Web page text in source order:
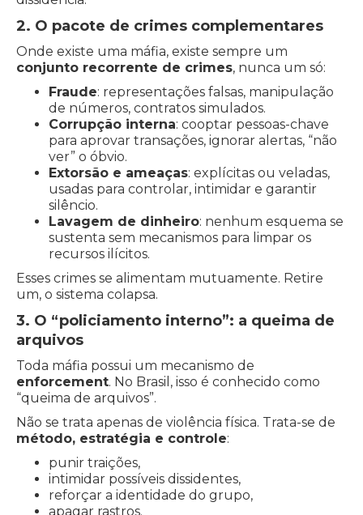
2. O pacote de crimes complementares
Onde existe uma máfia, existe sempre um
conjunto recorrente de crimes, nunca um só:
Fraude: representações falsas, manipulação
de números, contratos simulados.
Corrupção interna: cooptar pessoas-chave
para aprovar transações, ignorar alertas, “não
ver” o óbvio.
Extorsão e ameaças: explícitas ou veladas,
usadas para controlar, intimidar e garantir
silêncio.
Lavagem de dinheiro: nenhum esquema se
sustenta sem mecanismos para limpar os
recursos ilícitos.
Esses crimes se alimentam mutuamente. Retire
um, o sistema colapsa.
3. O “policiamento interno”: a queima de
arquivos
Toda máfia possui um mecanismo de
enforcement. No Brasil, isso é conhecido como
“queima de arquivos”.
Não se trata apenas de violência física. Trata-se de
método, estratégia e controle:
punir traições,
intimidar possíveis dissidentes,
reforçar a identidade do grupo,
apagar rastros.